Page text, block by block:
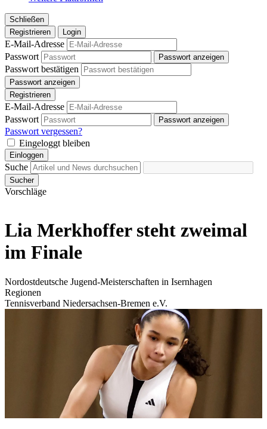
Schließen
Registrieren
Login
E-Mail-Adresse
Passwort
Passwort anzeigen
Passwort bestätigen
Passwort anzeigen
Registrieren
E-Mail-Adresse
Passwort
Passwort anzeigen
Passwort vergessen?
Eingeloggt bleiben
Einloggen
Suche
Sucher
Vorschläge
Lia Merkhoffer steht zweimal
im Finale
Nordostdeutsche Jugend-Meisterschaften in Isernhagen
Regionen
Tennisverband Niedersachsen-Bremen e.V.